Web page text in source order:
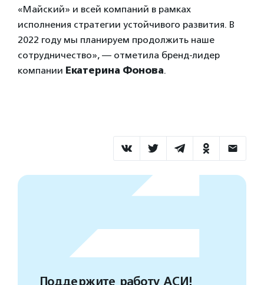
«Майский» и всей компаний в рамках
исполнения стратегии устойчивого развития. В
2022 году мы планируем продолжить наше
сотрудничество», — отметила бренд-лидер
компании Екатерина Фонова.
Поддержите работу АСИ!